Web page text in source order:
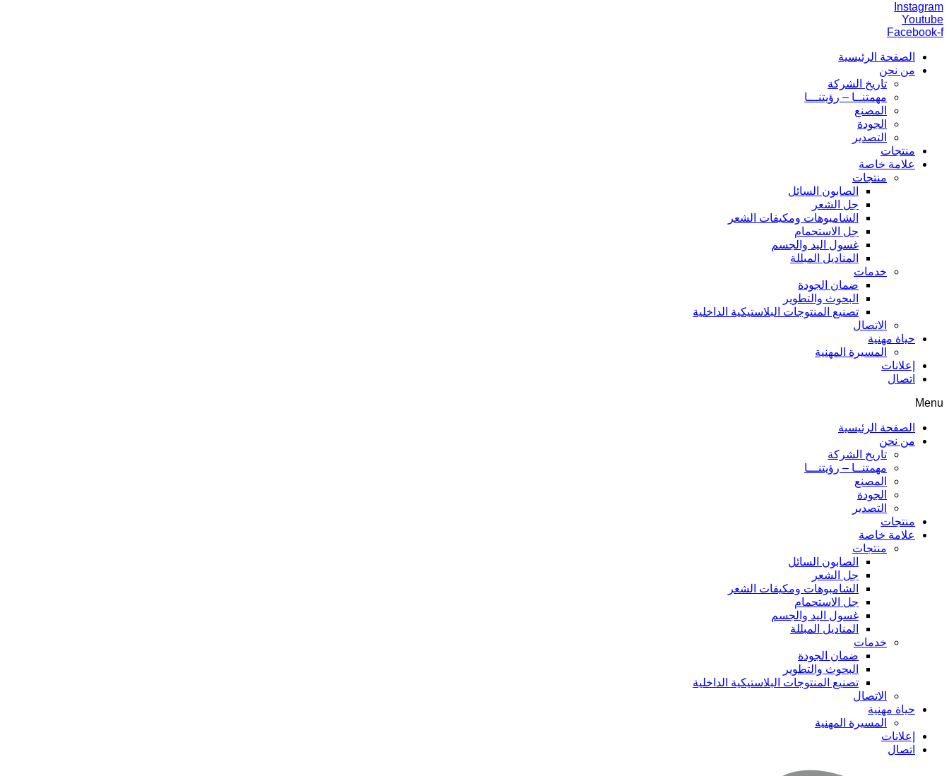
Instagram
Youtube
Facebook-f
الصفحة الرئيسية
من نحن
تاريخ الشركة
مهمتنــا – رؤيتنـــا
المصنع
الجودة
التصدير
منتجات
علامة خاصة
منتجات
الصابون السائل
جل الشعر
الشامبوهات ومكيفات الشعر
جل الاستحمام
غسول اليد والجسم
المناديل المبللة
خدمات
ضمان الجودة
البحوث والتطوير
تصنيع المنتوجات البلاستيكية الداخلية
الاتصال
حياة مهنية
المسيرة المهنية
إعلانات
اتصال
Menu
الصفحة الرئيسية
من نحن
تاريخ الشركة
مهمتنــا – رؤيتنـــا
المصنع
الجودة
التصدير
منتجات
علامة خاصة
منتجات
الصابون السائل
جل الشعر
الشامبوهات ومكيفات الشعر
جل الاستحمام
غسول اليد والجسم
المناديل المبللة
خدمات
ضمان الجودة
البحوث والتطوير
تصنيع المنتوجات البلاستيكية الداخلية
الاتصال
حياة مهنية
المسيرة المهنية
إعلانات
اتصال